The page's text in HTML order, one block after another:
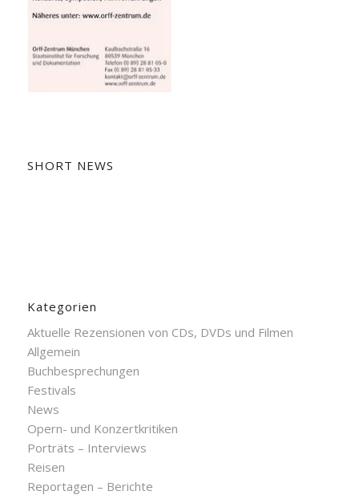
SHORT NEWS
Kategorien
Aktuelle Rezensionen von CDs, DVDs und Filmen
Allgemein
Buchbesprechungen
Festivals
News
Opern- und Konzertkritiken
Porträts – Interviews
Reisen
Reportagen – Berichte